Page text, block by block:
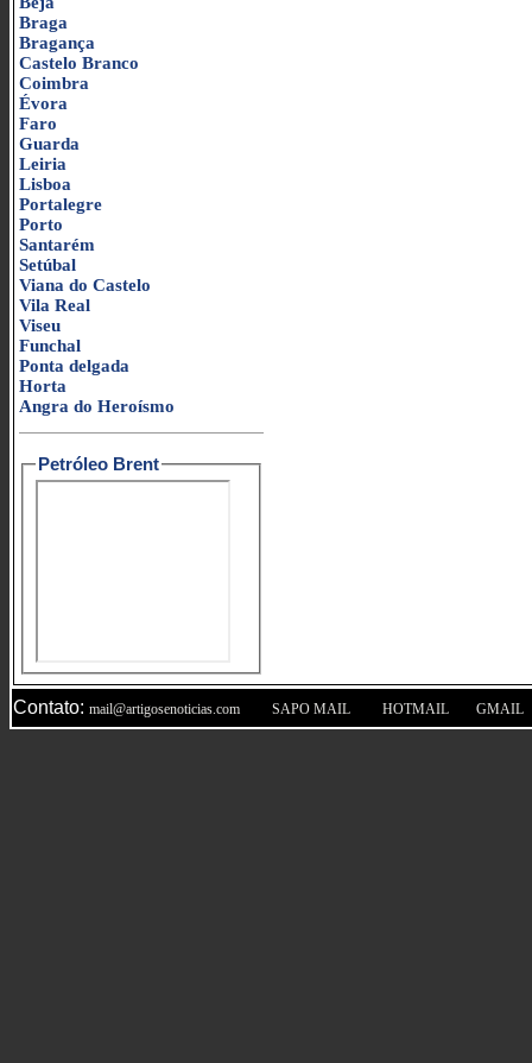
Braga
Bragança
Castelo Branco
Coimbra
Évora
Faro
Guarda
Leiria
Lisboa
Portalegre
Porto
Santarém
Setúbal
Viana do Castelo
Vila Real
Viseu
Funchal
Ponta delgada
Horta
Angra do Heroísmo
Petróleo Brent
Contato: mail@artigosenoticias.com SAPO MAIL HOTMAIL GMAIL